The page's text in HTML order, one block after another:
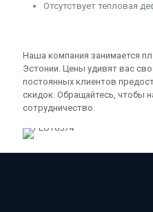
Отсутствует тепловая
Наша компания занимается
Эстонии. Цены удивят вас
постоянных клиентов
скидок. Обращайтесь, чтобы
сотрудничество.